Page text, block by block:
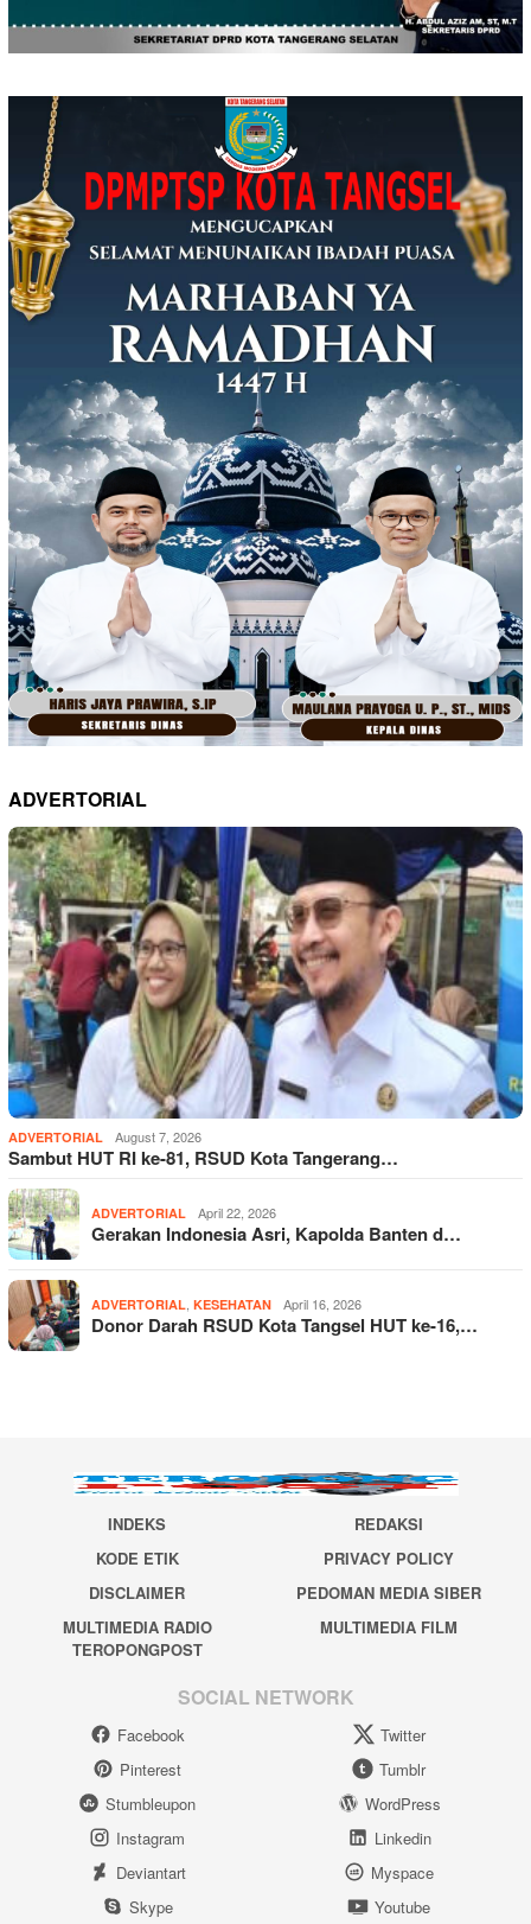
ADVERTORIAL
ADVERTORIAL August 7, 2026
Sambut HUT RI ke-81, RSUD Kota Tangerang…
ADVERTORIAL April 22, 2026
Gerakan Indonesia Asri, Kapolda Banten d…
ADVERTORIAL KESEHATAN April 16, 2026
Donor Darah RSUD Kota Tangsel HUT ke-16,…
INDEKS
REDAKSI
KODE ETIK
PRIVACY POLICY
DISCLAIMER
PEDOMAN MEDIA SIBER
MULTIMEDIA RADIO
TEROPONGPOST
MULTIMEDIA FILM
SOCIAL NETWORK
Facebook
Twitter
Pinterest
Tumblr
Stumbleupon
WordPress
Instagram
Linkedin
Deviantart
Myspace
Skype
Youtube